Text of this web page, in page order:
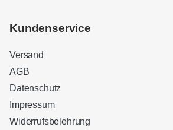
Kundenservice
Versand
AGB
Datenschutz
Impressum
Widerrufsbelehrung